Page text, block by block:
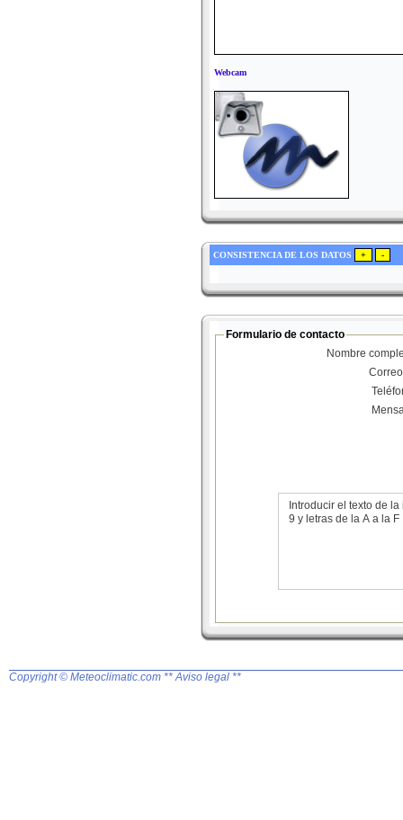
Webcam
CONSISTENCIA DE LOS DATOS
Formulario de contacto
Nombre
Introducir el texto de
9 y letras de la A a la F
Copyright © Meteoclimatic.com ** Aviso legal **